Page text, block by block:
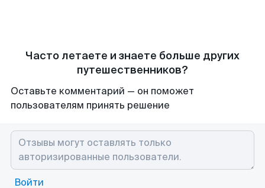
Часто летаете и знаете больше других
путешественников?
Оставьте комментарий — он поможет
пользователям принять решение
Войти